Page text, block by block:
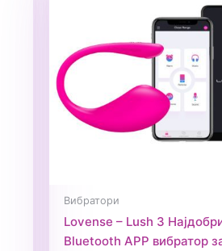
Вибратори
Lovense – Lush 3
Bluetooth APP вибратор